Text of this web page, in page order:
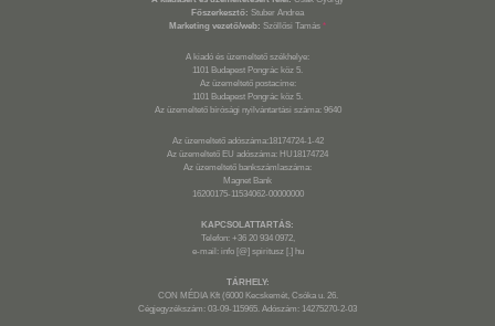
Főszerkesztő: Stuber Andrea
Marketing vezető/web: Szöllősi Tamás *
A kiadó és üzemeltető székhelye:
1101 Budapest Pongrác köz 5.
Az üzemeltető postacíme:
1101 Budapest Pongrác köz 5.
Az üzemeltető bírósági nyilvántartási száma: 9640
Az üzemeltető adószáma:18174724-1-42
Az üzemeltető EU adószáma: HU18174724
Az üzemeltető bankszámlaszáma:
Magnet Bank
16200175-11534062-00000000
KAPCSOLATTARTÁS:
Telefon: +36 20 934 0972,
e-mail: info [@] spiritusz [.] hu
TÁRHELY:
CON MÉDIA Kft (6000 Kecskemét, Csóka u. 26.
Cégjegyzékszám: 03-09-115965. Adószám: 14275270-2-03